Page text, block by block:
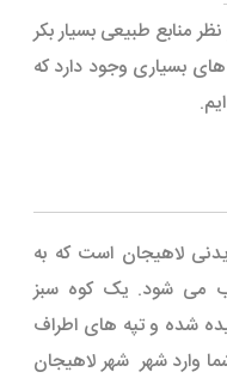
منابع طبیعی بسیار بکر
بسیاری وجود دارد که
لاهیجان است که به
می شود. یک کوه سبز
شده و تپه های اطراف
وارد شهر شهر لاهیجان